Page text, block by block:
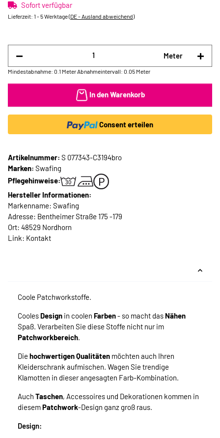
Sofort verfügbar
Lieferzeit: 1 - 5 Werktage(DE - Ausland abweichend)
Meter
Mindestabnahme: 0.1 Meter Abnahmeintervall: 0.05 Meter
In den Warenkorb
Consent erteilen
Artikelnummer: S 077343-C3194bro
Marken: Swafing
Pflegehinweise:
Hersteller Informationen:
Markenname: Swafing
Adresse: Bentheimer Straße 175 -179
Ort: 48529 Nordhorn
Link: Kontakt
Coole Patchworkstoffe.
Cooles Design in coolen Farben- so macht das Nähen
Spaß. Verarbeiten Sie diese Stoffe nicht nur im
Patchworkbereich.
Die hochwertigen Qualitäten möchten auch Ihren
Kleiderschrank aufmischen. Wagen Sie trendige
Klamotten in dieser angesagten Farb-Kombination.
Auch Taschen, Accessoires und Dekorationen kommen in
diesemPatchwork-Design ganz groß raus.
Design: